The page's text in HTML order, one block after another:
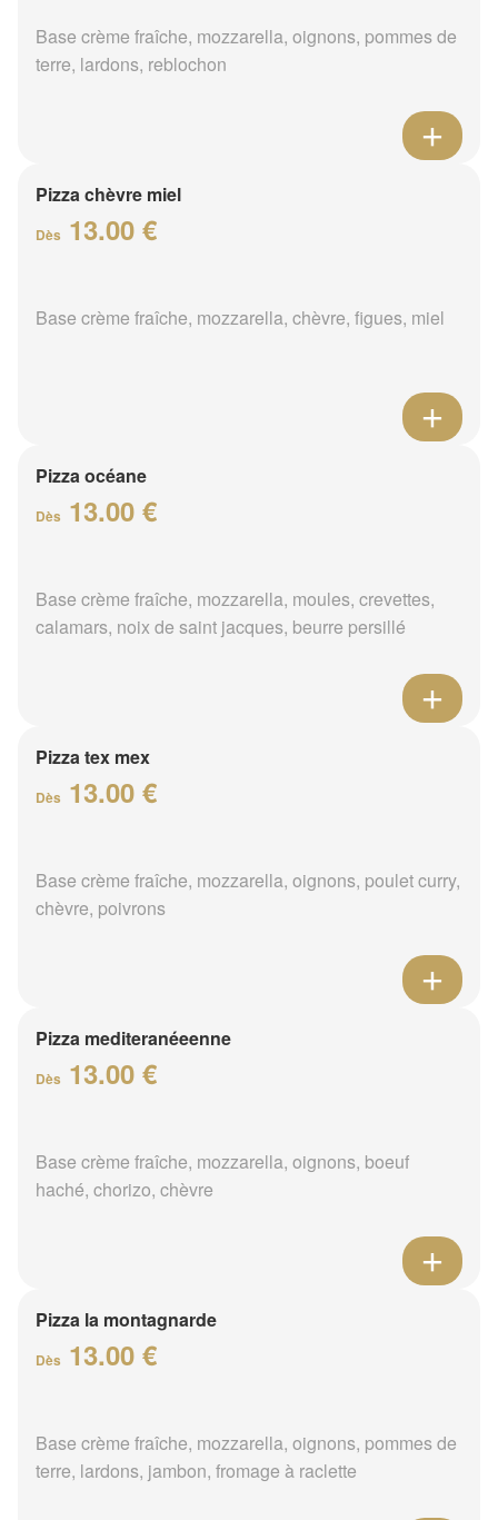
Base crème fraîche, mozzarella, oignons, pommes de
terre, lardons, reblochon
Pizza chèvre miel
Dès 13.00 €
Base crème fraîche, mozzarella, chèvre, figues, miel
Pizza océane
Dès 13.00 €
Base crème fraîche, mozzarella, moules, crevettes,
calamars, noix de saint jacques, beurre persillé
Pizza tex mex
Dès 13.00 €
Base crème fraîche, mozzarella, oignons, poulet curry,
chèvre, poivrons
Pizza mediteranéeenne
Dès 13.00 €
Base crème fraîche, mozzarella, oignons, boeuf
haché, chorizo, chèvre
Pizza la montagnarde
Dès 13.00 €
Base crème fraîche, mozzarella, oignons, pommes de
terre, lardons, jambon, fromage à raclette